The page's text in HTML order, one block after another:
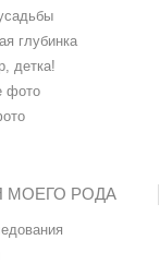
глубинка
детка!
фото
МОЕГО РОДА